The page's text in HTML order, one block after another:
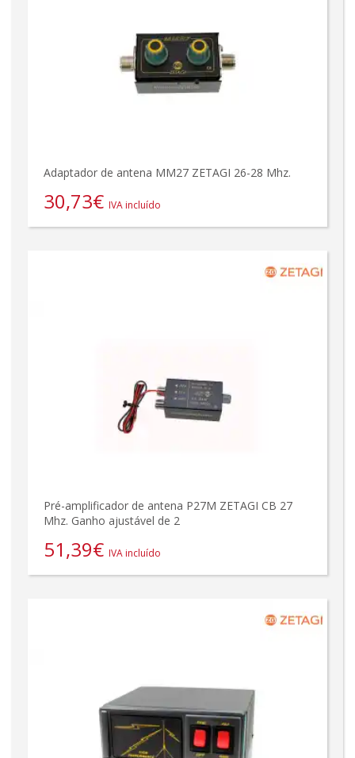
Adaptador de antena MM27 ZETAGI 26-28 Mhz.
30,73€ IVA incluído
Pré-amplificador de antena P27M ZETAGI CB 27
Mhz. Ganho ajustável de 2
51,39€ IVA incluído